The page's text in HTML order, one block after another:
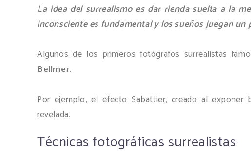
La idea del surrealismo es dar rienda suelta a la
inconsciente es fundamental y los sueños juegan un
Algunos de los primeros fotógrafos surrealistas
Bellmer.
Por ejemplo, el efecto Sabattier, creado al exponer
revelada.
Técnicas fotográficas surrealistas